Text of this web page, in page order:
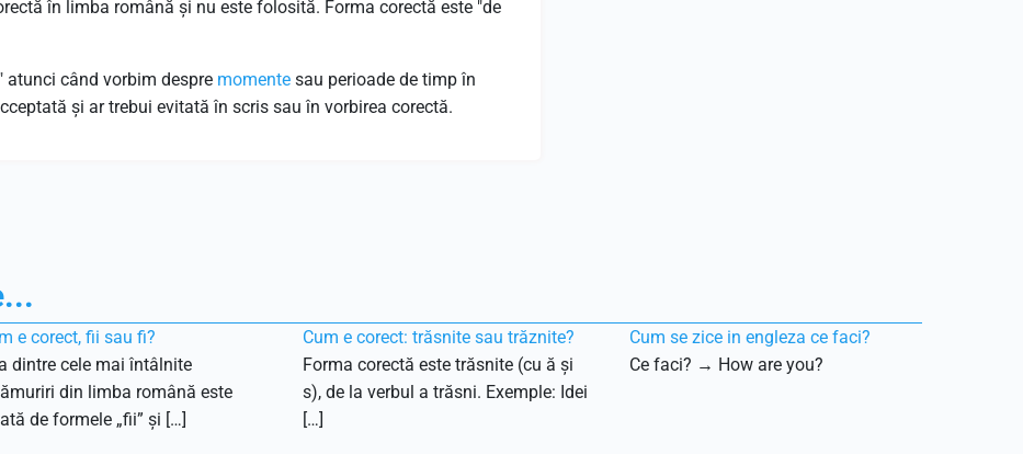
în limba română și nu este folosită. Forma corectă este "de
atunci când vorbim despre momente sau perioade de timp în
și ar trebui evitată în scris sau în vorbirea corectă.
e corect, fii sau fi?
dintre cele mai întâlnite
din limba română este
de formele „fii” și […]
Cum e corect: trăsnite sau trăznite?
Forma corectă este trăsnite (cu ă și
s), de la verbul a trăsni. Exemple: Idei
[…]
Cum se zice in engleza ce faci?
Ce faci? → How are you?